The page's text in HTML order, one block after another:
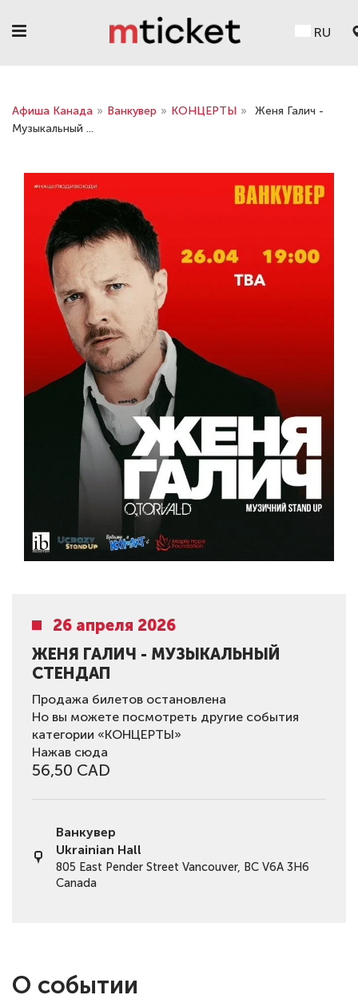
RU
Афиша Канада » Ванкувер » КОНЦЕРТЫ »
Женя Галич -
Музыкальный ...
26 апреля 2026
ЖЕНЯ ГАЛИЧ - МУЗЫКАЛЬНЫЙ
СТЕНДАП
Продажа билетов остановлена
Но вы можете посмотреть другие события
категории «КОНЦЕРТЫ»
Нажав сюда
56,50 CAD
Ванкувер
Ukrainian Hall
805 East Pender Street Vancouver, BC V6A 3H6
Canada
О событии